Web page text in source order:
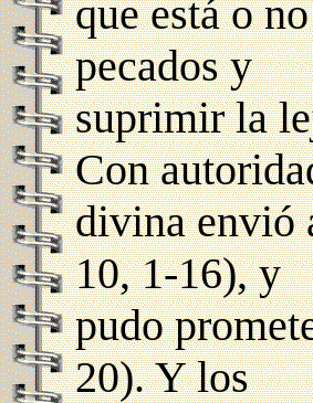
que está o
pecados y
suprimir la
Con
divina envió
10, 1-16), y
pudo
20). Y los